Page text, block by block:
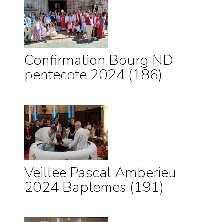
Confirmation Bourg ND
pentecote 2024 (186)
Veillee Pascal Amberieu
2024 Baptemes (191)